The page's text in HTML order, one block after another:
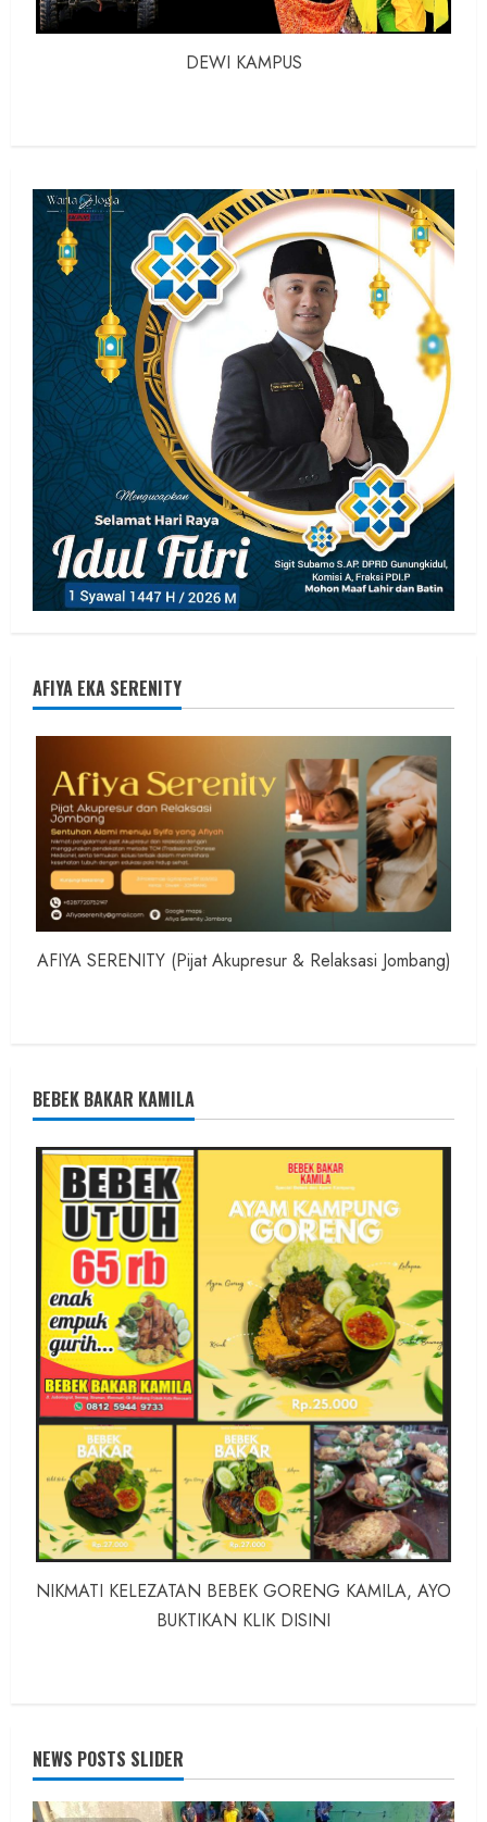
DEWI KAMPUS
AFIYA EKA SERENITY
AFIYA SERENITY (Pijat Akupresur & Relaksasi Jombang)
BEBEK BAKAR KAMILA
NIKMATI KELEZATAN BEBEK GORENG KAMILA, AYO
BUKTIKAN KLIK DISINI
NEWS POSTS SLIDER